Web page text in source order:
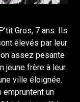
Gros, 7 ans. Ils
élevés par leur
assez pesante
jeune frère à leur
ville éloignée.
empruntent un